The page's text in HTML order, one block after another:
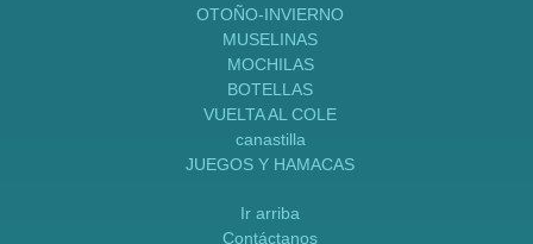
OTOÑO-INVIERNO
MUSELINAS
MOCHILAS
BOTELLAS
VUELTA AL COLE
canastilla
JUEGOS Y HAMACAS
Ir arriba
Contáctanos